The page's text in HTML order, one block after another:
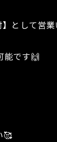
として営
能です🙌
🥰